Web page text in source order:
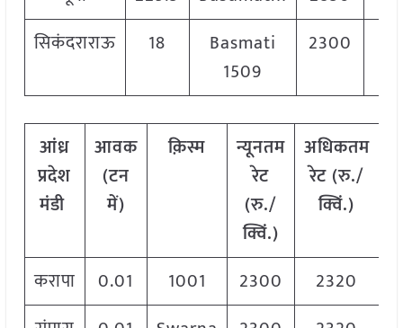
सिकंदराराऊ
18
Basmati
1509
2300
आंध्र
प्रदेश
मंडी
आवक
(टन
में)
क़िस्म
न्यूनतम
रेट
(रु./
क्विं.)
अधिकतम
रेट (रु./
क्विं.)
करापा 0.01 1001 2300 2320